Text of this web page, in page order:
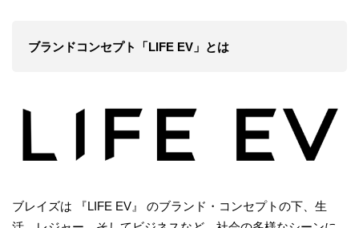
ブランドコンセプト「LIFE EV」とは
ブレイズは 『LIFE EV』 のブランド・コンセプトの下、生